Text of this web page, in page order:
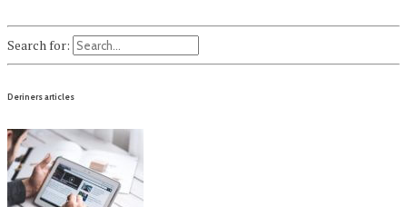
Search for:
Deriners articles